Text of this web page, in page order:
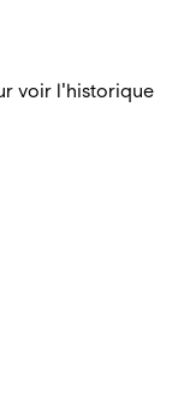
voir l'historique